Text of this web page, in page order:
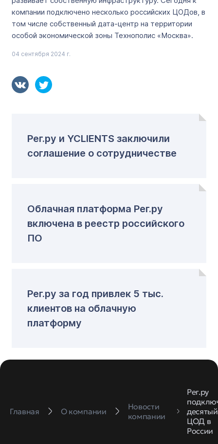
компании подключено несколько российских ЦОДов, в
том числе собственный дата-центр на территории
особой экономической зоны Технополис «Москва».
04 сентября 2024 г.
Рег.ру и YCLIENTS заключили
соглашение о сотрудничестве
Облачная платформа Рег.ру
включена в реестр российского
ПО
Рег.ру за год привлек 5 тыс.
клиентов на облачную
платформу
Главная О компании
Новости
компании
Рег.ру
десятый
ЦОД в
России